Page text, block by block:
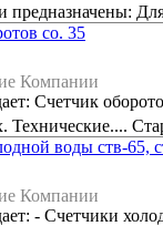
предназначены:
со. 35
Компании
Счетчик
Технические....
воды ств-65,
Компании
- Счетчики